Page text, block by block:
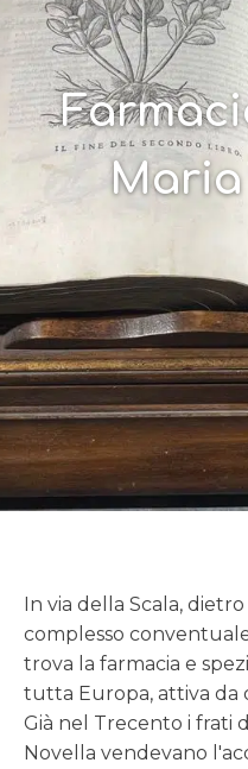
In via della Scala,
complesso
trova la farmacia e
tutta Europa, attiva da
Già nel Trecento i frati
Novella vendevano